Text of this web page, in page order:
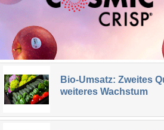
Bio-Umsatz: Zweites
weiteres Wachstum